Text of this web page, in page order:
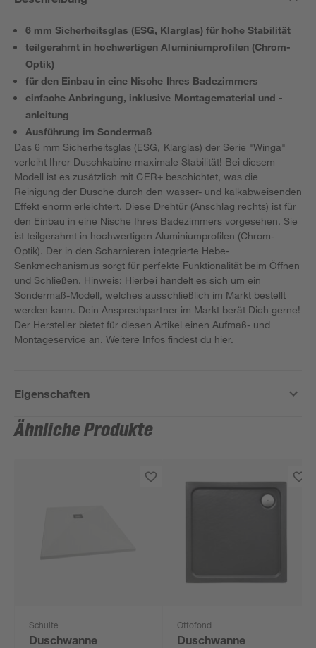
6 mm Sicherheitsglas (ESG, Klarglas) für hohe Stabilität
teilgerahmt in hochwertigen Aluminiumprofilen (Chrom-
Optik)
für den Einbau in eine Nische Ihres Badezimmers
einfache Anbringung, inklusive Montagematerial und -
anleitung
Ausführung im Sondermaß
Das 6 mm Sicherheitsglas (ESG, Klarglas) der Serie "Winga"
verleiht Ihrer Duschkabine maximale Stabilität! Bei diesem
Modell ist es zusätzlich mit CER+ beschichtet, was die
Reinigung der Dusche durch den wasser- und kalkabweisenden
Effekt enorm erleichtert. Diese Drehtür (Anschlag rechts) ist für
den Einbau in eine Nische Ihres Badezimmers vorgesehen. Sie
ist teilgerahmt in hochwertigen Aluminiumprofilen (Chrom-
Optik). Der in den Scharnieren integrierte Hebe-
Senkmechanismus sorgt für perfekte Funktionalität beim Öffnen
und Schließen. Hinweis: Hierbei handelt es sich um ein
Sondermaß-Modell, welches ausschließlich im Markt bestellt
werden kann. Dein Ansprechpartner im Markt berät Dich gerne!
Der Hersteller bietet für diesen Artikel einen Aufmaß- und
Montageservice an. Weitere Infos findest du hier.
Eigenschaften
Ähnliche Produkte
Schulte
Duschwanne
Ottofond
Duschwanne